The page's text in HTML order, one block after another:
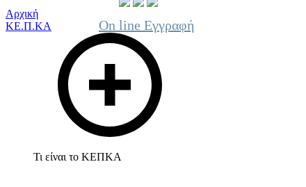
On line Εγγραφή
Αρχική
ΚΕ.Π.ΚΑ
Τι είναι το ΚΕΠΚΑ